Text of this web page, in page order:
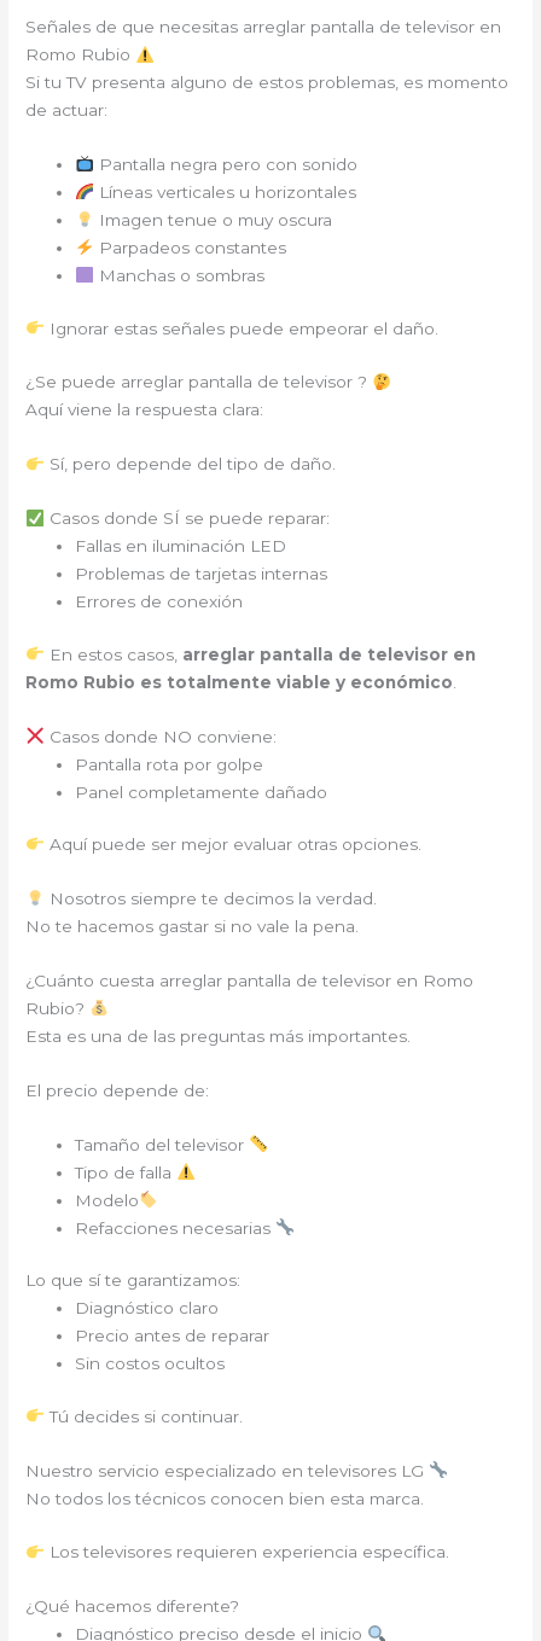
Señales de que necesitas arreglar pantalla de televisor en
Romo Rubio
Si tu TV presenta alguno de estos problemas, es momento
de actuar:
Pantalla negra pero con sonido
Líneas verticales u horizontales
Imagen tenue o muy oscura
Parpadeos constantes
Manchas o sombras
Ignorar estas señales puede empeorar el daño.
¿Se puede arreglar pantalla de televisor ?
Aquí viene la respuesta clara:
Sí, pero depende del tipo de daño.
Casos donde SÍ se puede reparar:
Fallas en iluminación LED
Problemas de tarjetas internas
Errores de conexión
En estos casos, arreglar pantalla de televisor en
Romo Rubio es totalmente viable y económico
Casos donde NO conviene:
Pantalla rota por golpe
Panel completamente dañado
Aquí puede ser mejor evaluar otras opciones.
Nosotros siempre te decimos la verdad.
No te hacemos gastar si no vale la pena.
¿Cuánto cuesta arreglar pantalla de televisor en Romo
Rubio?
Esta es una de las preguntas más importantes.
El precio depende de:
Tamaño del televisor
Tipo de falla
Modelo
Refacciones necesarias
Lo que sí te garantizamos:
Diagnóstico claro
Precio antes de reparar
Sin costos ocultos
Tú decides si continuar.
Nuestro servicio especializado en televisores LG
No todos los técnicos conocen bien esta marca.
Los televisores requieren experiencia específica.
¿Qué hacemos diferente?
Diagnóstico preciso desde el inicio